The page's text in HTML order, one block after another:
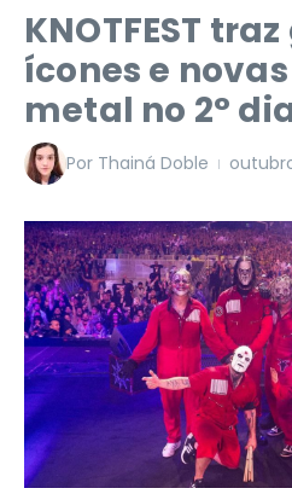
KNOTFEST
ícones e
metal no 2°
Por Thainá Doble